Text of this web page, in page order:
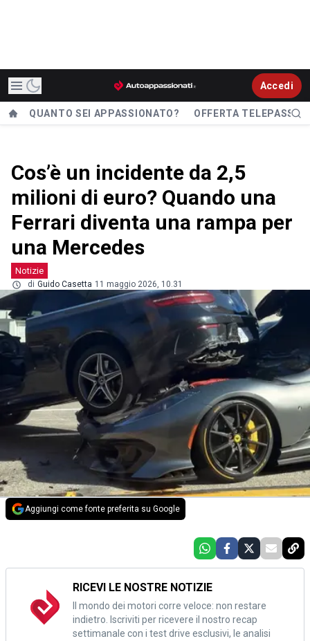
Accedi
QUANTO SEI APPASSIONATO? OFFERTA TELEPASS
Cos’è un incidente da 2,5
milioni di euro? Quando una
Ferrari diventa una rampa per
una Mercedes
Notizie
di Guido Casetta 11 maggio 2026, 10.31
Aggiungi come fonte preferita su Google
RICEVI LE NOSTRE NOTIZIE
Il mondo dei motori corre veloce: non restare
indietro. Iscriviti per ricevere il nostro recap
settimanale con i test drive esclusivi, le analisi